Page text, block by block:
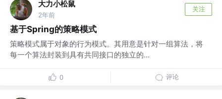
大力小松鼠
2年前
关注
基于Spring的策略模式
策略模式属于对象的行为模式。其用意是针对一组算法，将
每一个算法封装到具有共同接口的独立的...
0 评论